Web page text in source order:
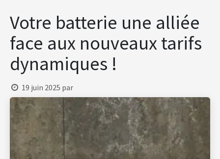
Votre batterie une alliée
face aux nouveaux tarifs
dynamiques !
19 juin 2025 par